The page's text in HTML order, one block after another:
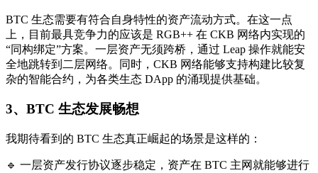
BTC 生态需要有符合自身特性的资产流动方式。在这一点
上，目前最具竞争力的应该是 RGB++ 在 CKB 网络内实现的
“同构绑定”方案。一层资产无须跨桥，通过 Leap 操作就能安
全地跳转到二层网络。同时，CKB 网络能够支持构建比较复
杂的智能合约，为各类生态 DApp 的涌现提供基础。
3、BTC 生态发展畅想
我期待看到的 BTC 生态真正崛起的场景是这样的：
🔹 一层资产发行协议逐步稳定，资产在 BTC 主网就能够进行